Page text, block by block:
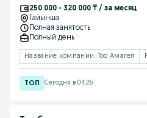
250 000 - 320 000 ₸ / за месяц
Тайынша
Полная занятость
Полный день
Название компании: Тоо Амагел
Сегодня в 04:26